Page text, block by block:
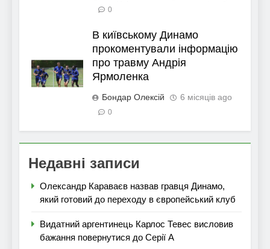
0
В київському Динамо
прокоментували інформацію
про травму Андрія
Ярмоленка
Бондар Олексій 6 місяців ago
0
Недавні записи
Олександр Караваєв назвав гравця Динамо,
який готовий до переходу в європейський клуб
Видатний аргентинець Карлос Тевес висловив
бажання повернутися до Серії А